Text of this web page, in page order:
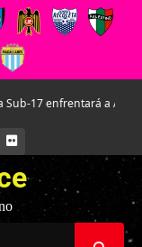
enfrentará a Argentina
FLICKR